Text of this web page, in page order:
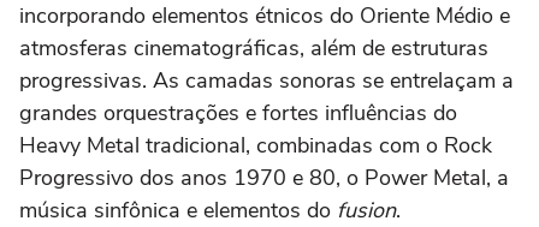
incorporando elementos étnicos do Oriente Médio e
atmosferas cinematográficas, além de estruturas
progressivas. As camadas sonoras se entrelaçam a
grandes orquestrações e fortes influências do
Heavy Metal tradicional, combinadas com o Rock
Progressivo dos anos 1970 e 80, o Power Metal, a
música sinfônica e elementos do fusion.